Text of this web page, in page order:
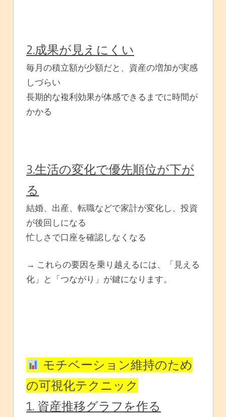
2.成果が見えにくい
毎月の積立額が少額だと、資産の増加が実感
しづらい
長期的な複利効果が体感できるまでに時間が
かかる
3.生活の変化で優先順位が下が
る
結婚、出産、転職などで家計が変化し、投資
が後回しになる
忙しさで口座を確認しなくなる
→ これらの要因を乗り越えるには、「見える
化」と「つながり」が鍵になります。
モチベーション維持のため
の可視化テクニック
1. 資産推移グラフを作る